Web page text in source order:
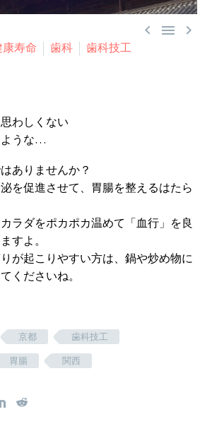
  
康寿命 歯科
歯科技工
わしくない
ような…
ありませんか？
を促進させて、胃腸を整えるはたら
ラダをポカポカ温めて「血行」を良
すよ。
が起こりやすい方は、鍋や炒め物に
くださいね。
京都
歯科技工
胃腸 関西